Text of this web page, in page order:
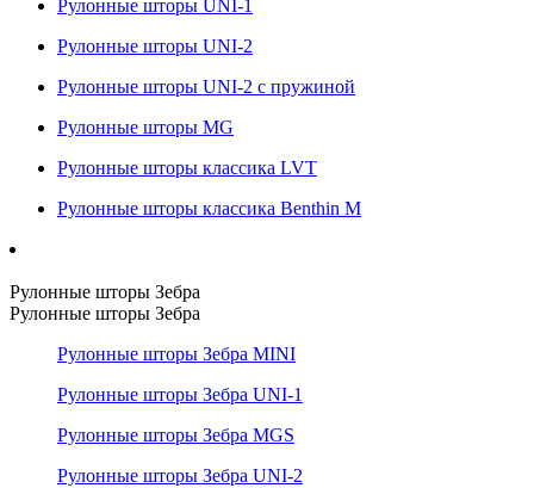
Рулонные шторы UNI-1
Рулонные шторы UNI-2
Рулонные шторы UNI-2 с пружиной
Рулонные шторы MG
Рулонные шторы классика LVT
Рулонные шторы классика Benthin M
Рулонные шторы Зебра
Рулонные шторы Зебра
Рулонные шторы Зебра MINI
Рулонные шторы Зебра UNI-1
Рулонные шторы Зебра MGS
Рулонные шторы Зебра UNI-2